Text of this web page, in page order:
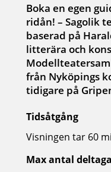
Boka en egen
ridån! – Sagolik
baserad på
litterära och
från Nyköpings
tidigare på
Tidsåtgång
Visningen tar 60
Max antal